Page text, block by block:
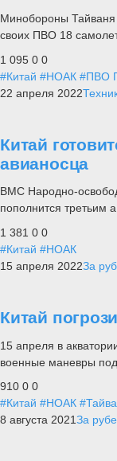
Минобороны
своих ПВО 18
1 095 0 0
#Китай #НОАК #ПВО
22 апреля 2022
Китай
авианосца
ВМС Народно-
пополнится третьим
1 381 0 0
#Китай #НОАК
15 апреля 2022За
Китай
15 апреля в
военные маневры
910 0 0
#Китай #НОАК
8 августа 2021За